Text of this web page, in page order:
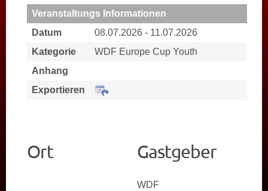
KALENDER
NEWS
PARTNER
Veranstaltungs Informationen
Datum
08.07.2026 - 11.07.2026
Kategorie
WDF Europe Cup Youth
Anhang
Exportieren
Ort Gastgeber
WDF